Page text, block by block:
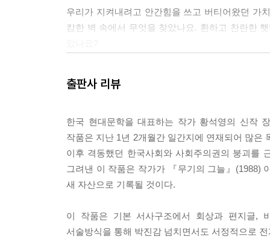
우리가 지켜내려고 안간힘을 쓰고 버티어왔던 가
캄한 벽 속에서 무엇을 찾았나요. 환하고 찬란한
--- p.39
아, 어떻게 우리가 이 작은 장미를 기록할 수 있을
은 아니었지만 우리가 왔을 때, 장미는 거기에 피어
장미가 그곳에 피어 있기 전에는 아무도 장미를
적 없는 것이 목적지에 도착했구나. 하지만 모든
출판사 리뷰
한국 현대문학을 대표하는 작가 황석영의 신작
작품은 지난 1년 2개월간 일간지에 연재되어 많은
이후 격동했던 한국사회와 사회주의권의 붕괴를
그려낸 이 작품은 작가가 『무기의 그늘』(1988)
새 자산으로 기록될 것이다.
이 작품은 기본 서사구조에서 회상과 편지글,
서술방식을 통해 박진감 넘치면서도 서정적으로